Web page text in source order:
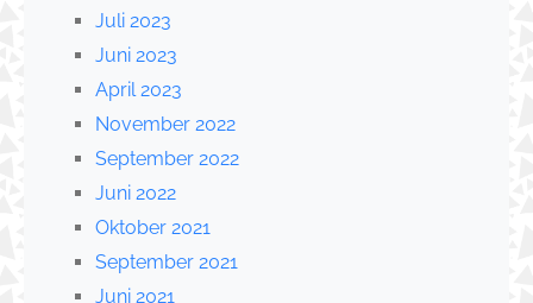
Juli 2023
Juni 2023
April 2023
November 2022
September 2022
Juni 2022
Oktober 2021
September 2021
Juni 2021